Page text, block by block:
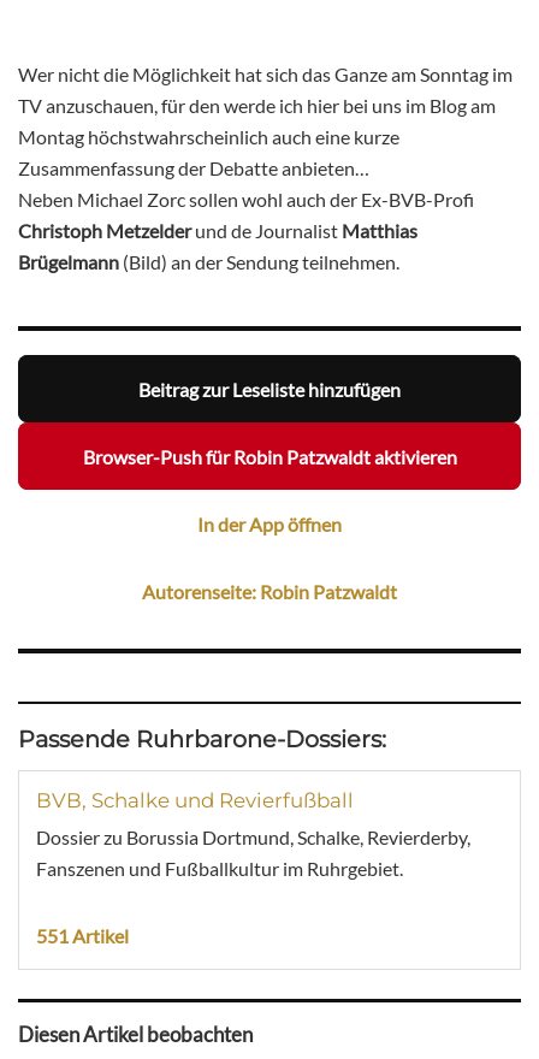
Wer nicht die Möglichkeit hat sich das Ganze am Sonntag im
TV anzuschauen, für den werde ich hier bei uns im Blog am
Montag höchstwahrscheinlich auch eine kurze
Zusammenfassung der Debatte anbieten…
Neben Michael Zorc sollen wohl auch der Ex-BVB-Profi
Christoph Metzelderund de Journalist Matthias
Brügelmann (Bild) an der Sendung teilnehmen.
Beitrag zur Leseliste hinzufügen
Browser-Push für Robin Patzwaldt aktivieren
In der App öffnen
Autorenseite: Robin Patzwaldt
Passende Ruhrbarone-Dossiers:
BVB, Schalke und Revierfußball
Dossier zu Borussia Dortmund, Schalke, Revierderby,
Fanszenen und Fußballkultur im Ruhrgebiet.
551 Artikel
Diesen Artikel beobachten